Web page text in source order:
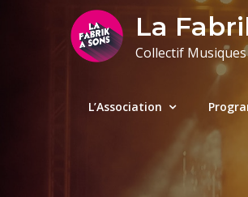
La
Collectif
L’Association